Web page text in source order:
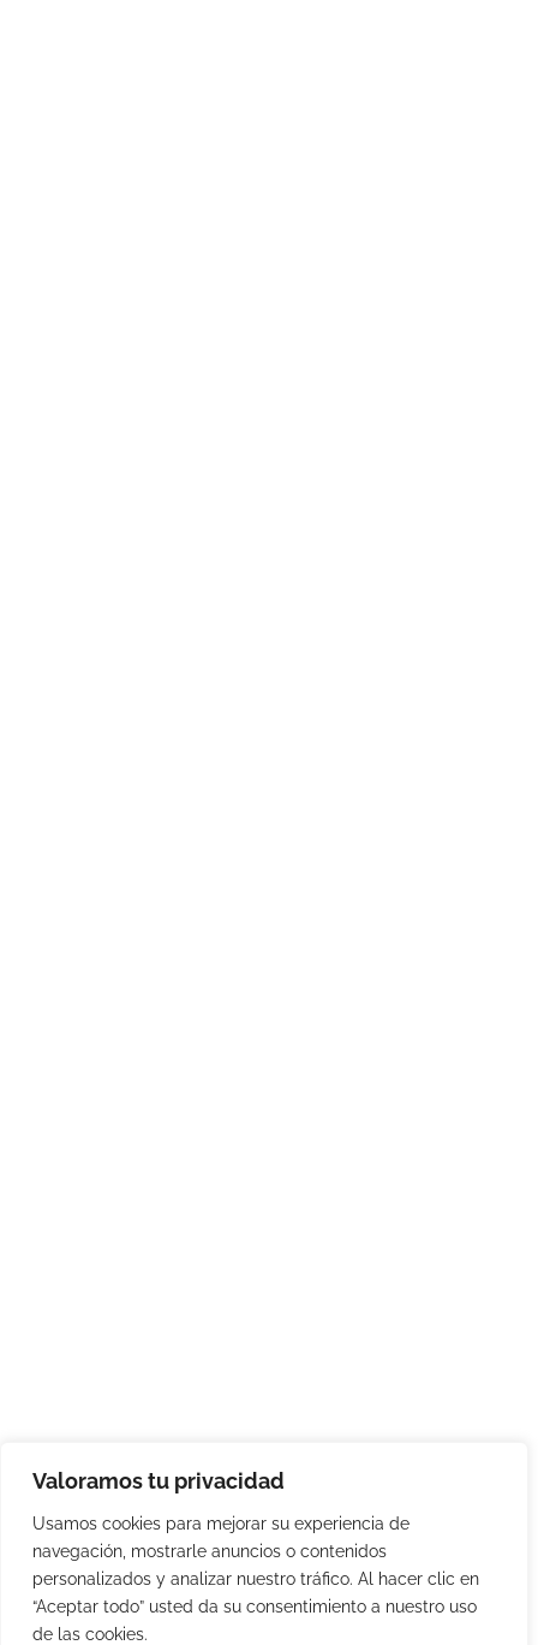
Valoramos tu privacidad
Usamos cookies para mejorar su experiencia de
navegación, mostrarle anuncios o contenidos
personalizados y analizar nuestro tráfico. Al hacer clic en
“Aceptar todo” usted da su consentimiento a nuestro uso
de las cookies.